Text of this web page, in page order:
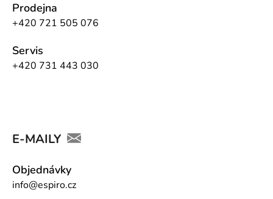
Prodejna
+420 721 505 076
Servis
+420 731 443 030
E-MAILY
Objednávky
info@espiro.cz